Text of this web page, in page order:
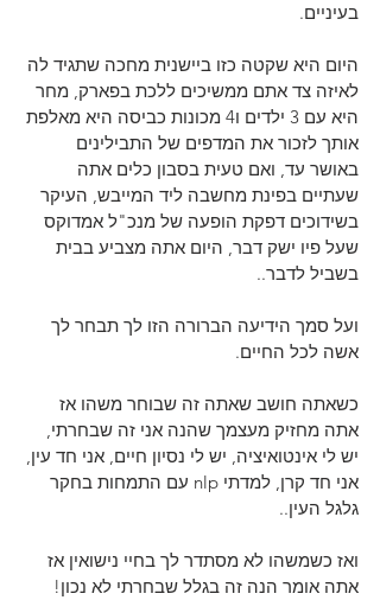
בעיניים.
היום היא שקטה כזו ביישנית מחכה שתגיד לה
לאיזה צד אתם ממשיכים ללכת בפארק, מחר
היא עם 3 ילדים ו4 מכונות כביסה היא מאלפת
אותך לזכור את המדפים של התבילינים
באושר עד, ואם טעית בסבון כלים אתה
שעתיים בפינת מחשבה ליד המייבש, העיקר
בשידוכים דפקת הופעה של מנכ"ל אמדוקס
שעל פיו ישק דבר, היום אתה מצביע בבית
בשביל לדבר..
ועל סמך הידיעה הברורה הזו לך תבחר לך
אשה לכל החיים.
כשאתה חושב שאתה זה שבוחר משהו אז
אתה מחזיק מעצמך שהנה אני זה שבחרתי,
יש לי אינטואיציה, יש לי נסיון חיים, אני חד עין,
אני חד קרן, למדתי nlp עם התמחות בחקר
גלגל העין..
ואז כשמשהו לא מסתדר לך בחיי נישואין אז
אתה אומר הנה זה בגלל שבחרתי לא נכון!